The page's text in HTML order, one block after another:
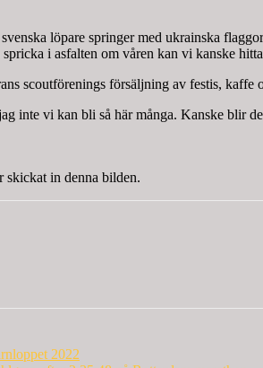
löpare springer med ukrainska
i asfalten om våren kan vi kanske
scoutförenings försäljning av festis,
inte vi kan bli så här många. Kanske blir
skickat in denna bilden.
2022